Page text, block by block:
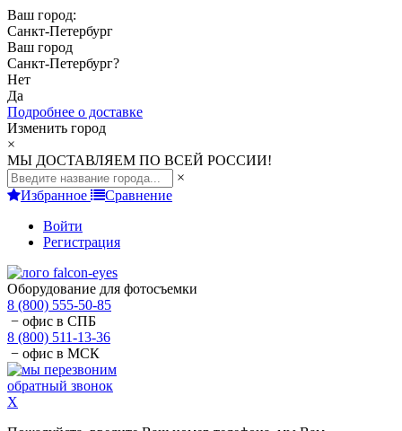
Ваш город:
Санкт-Петербург
Ваш город
Санкт-Петербург?
Нет
Да
Подробнее о доставке
Изменить город
×
МЫ ДОСТАВЛЯЕМ ПО ВСЕЙ РОССИИ!
×
Избранное
Сравнение
Войти
Регистрация
Оборудование для фотосъемки
8 (800) 555-50-85
− офис в СПБ
8 (800) 511-13-36
− офис в МСК
обратный звонок
X